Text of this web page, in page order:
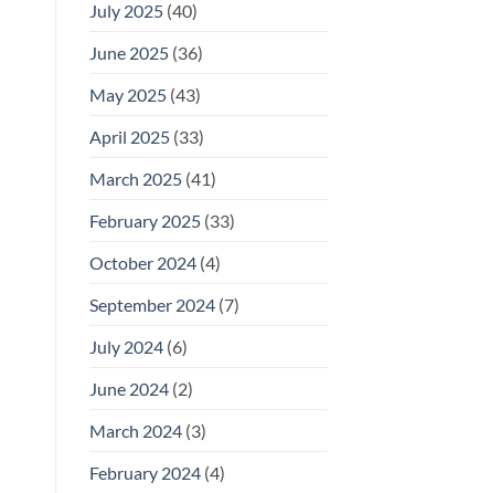
July 2025(40)
June 2025(36)
May 2025(43)
April 2025(33)
March 2025(41)
February 2025(33)
October 2024(4)
September 2024(7)
July 2024(6)
June 2024(2)
March 2024(3)
February 2024(4)